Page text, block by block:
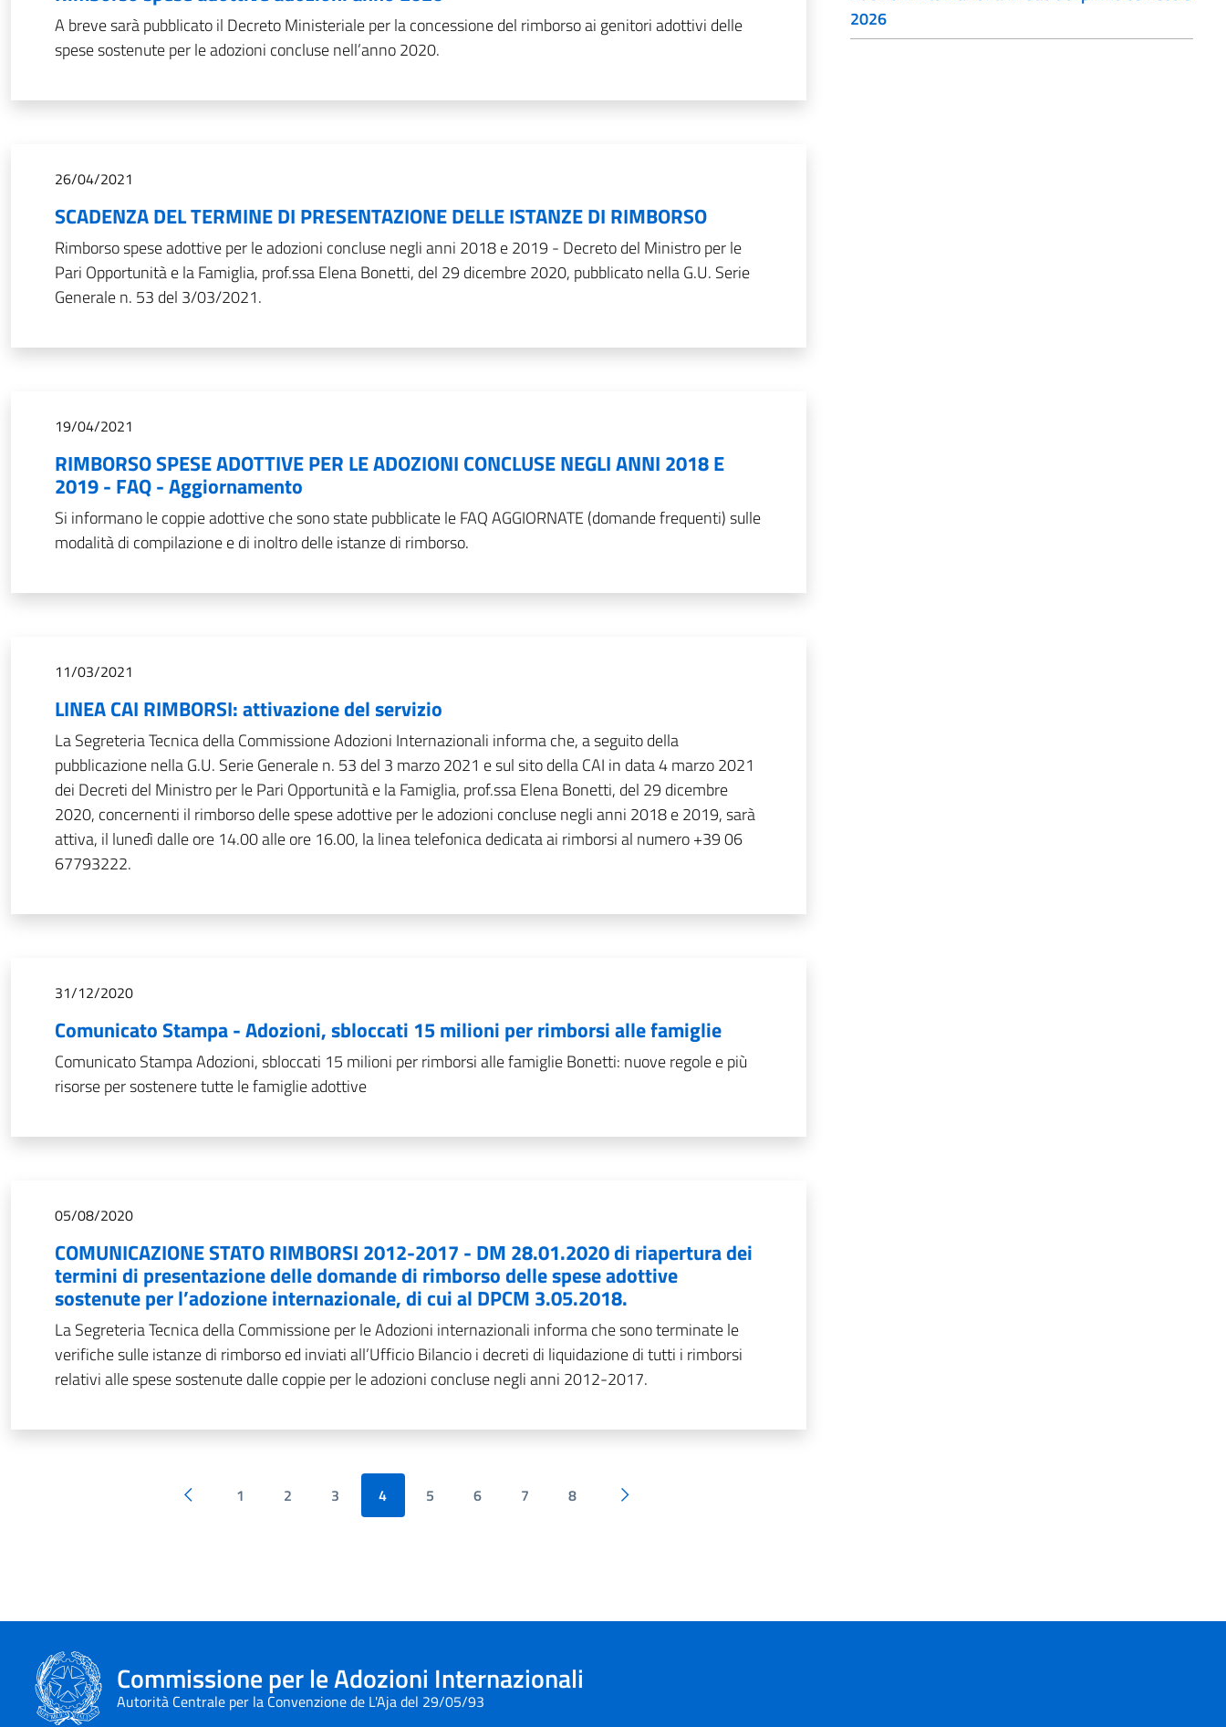
A breve sarà pubblicato il Decreto Ministeriale per la concessione del rimborso ai genitori adottivi delle
spese sostenute per le adozioni concluse nell’anno 2020.
26/04/2021
SCADENZA DEL TERMINE DI PRESENTAZIONE DELLE ISTANZE DI RIMBORSO
Rimborso spese adottive per le adozioni concluse negli anni 2018 e 2019 - Decreto del Ministro per le
Pari Opportunità e la Famiglia, prof.ssa Elena Bonetti, del 29 dicembre 2020, pubblicato nella G.U. Serie
Generale n. 53 del 3/03/2021.
19/04/2021
RIMBORSO SPESE ADOTTIVE PER LE ADOZIONI CONCLUSE NEGLI ANNI 2018 E
2019 - FAQ - Aggiornamento
Si informano le coppie adottive che sono state pubblicate le FAQ AGGIORNATE (domande frequenti) sulle
modalità di compilazione e di inoltro delle istanze di rimborso.
11/03/2021
LINEA CAI RIMBORSI: attivazione del servizio
La Segreteria Tecnica della Commissione Adozioni Internazionali informa che, a seguito della
pubblicazione nella G.U. Serie Generale n. 53 del 3 marzo 2021 e sul sito della CAI in data 4 marzo 2021
dei Decreti del Ministro per le Pari Opportunità e la Famiglia, prof.ssa Elena Bonetti, del 29 dicembre
2020, concernenti il rimborso delle spese adottive per le adozioni concluse negli anni 2018 e 2019, sarà
attiva, il lunedì dalle ore 14.00 alle ore 16.00, la linea telefonica dedicata ai rimborsi al numero +39 06
67793222.
31/12/2020
Comunicato Stampa - Adozioni, sbloccati 15 milioni per rimborsi alle famiglie
Comunicato Stampa Adozioni, sbloccati 15 milioni per rimborsi alle famiglie Bonetti: nuove regole e più
risorse per sostenere tutte le famiglie adottive
05/08/2020
COMUNICAZIONE STATO RIMBORSI 2012-2017 - DM 28.01.2020 di riapertura dei
termini di presentazione delle domande di rimborso delle spese adottive
sostenute per l’adozione internazionale, di cui al DPCM 3.05.2018.
La Segreteria Tecnica della Commissione per le Adozioni internazionali informa che sono terminate le
verifiche sulle istanze di rimborso ed inviati all’Ufficio Bilancio i decreti di liquidazione di tutti i rimborsi
relativi alle spese sostenute dalle coppie per le adozioni concluse negli anni 2012-2017.
Pagina precedente
1 2 3 4 5 6 7 8 Pagina successiva
2026
Commissione per le Adozioni Internazionali
Autorità Centrale per la Convenzione de L'Aja del 29/05/93